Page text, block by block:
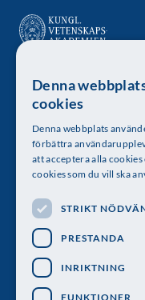
Kungl.
Besöksadress: Lilla
Telefon: 08-673 95 00
Följ oss
Denna
cookies
Denna webbplats
förbättra
att acceptera alla
cookies som du vill ska
STRIKT
PRESTANDA
INRIKTNING
FUNKTIONER